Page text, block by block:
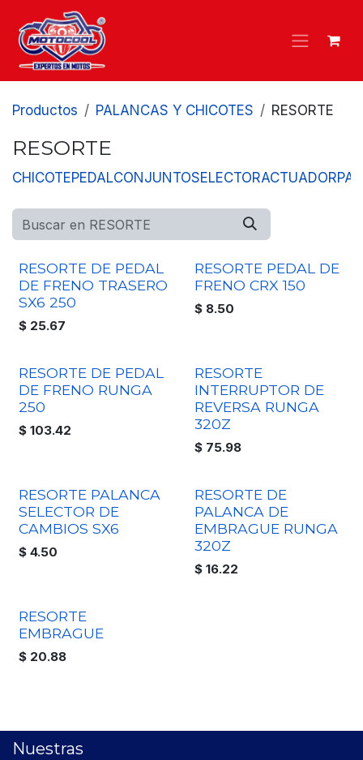
Ir al contenido
Productos PALANCAS Y CHICOTES RESORTE
RESORTE
CHICOTEPEDALCONJUNTOSELECTORACTUADOR
RESORTE DE PEDAL
DE FRENO TRASERO
SX6 250
$ 25.67
RESORTE PEDAL DE
FRENO CRX 150
$ 8.50
RESORTE DE PEDAL
DE FRENO RUNGA
250
$ 103.42
RESORTE
INTERRUPTOR DE
REVERSA RUNGA
320Z
$ 75.98
RESORTE PALANCA
SELECTOR DE
CAMBIOS SX6
$ 4.50
RESORTE DE
PALANCA DE
EMBRAGUE RUNGA
320Z
$ 16.22
RESORTE
EMBRAGUE
$ 20.88
Nuestras